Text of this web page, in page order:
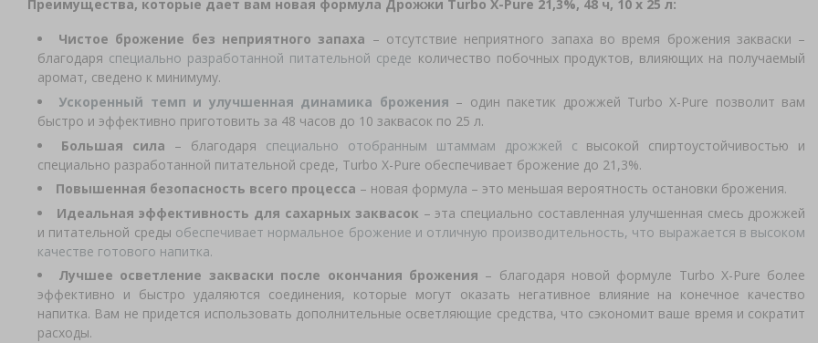
Преимущества, которые дает вам новая формула Дрожжи Turbo X-Pure 21,3%, 48 ч, 10 х 25 л:
Чистое брожение без неприятного запаха – отсутствие неприятного запаха во время брожения закваски –
благодаря специально разработанной питательной среде количество побочных продуктов, влияющих на получаемый
аромат, сведено к минимуму.
Ускоренный темп и улучшенная динамика брожения – один пакетик дрожжей Turbo X-Pure позволит вам
быстро и эффективно приготовить за 48 часов до 10 заквасок по 25 л.
Большая сила – благодаря специально отобранным штаммам дрожжей с высокой спиртоустойчивостью и
специально разработанной питательной среде, Turbo X-Pure обеспечивает брожение до 21,3%.
Повышенная безопасность всего процесса – новая формула – это меньшая вероятность остановки брожения.
Идеальная эффективность для сахарных заквасок – эта специально составленная улучшенная смесь дрожжей
и питательной среды обеспечивает нормальное брожение и отличную производительность, что выражается в высоком
качестве готового напитка.
Лучшее осветление закваски после окончания брожения – благодаря новой формуле Turbo X-Pure более
эффективно и быстро удаляются соединения, которые могут оказать негативное влияние на конечное качество
напитка. Вам не придется использовать дополнительные осветляющие средства, что сэкономит ваше время и сократит
расходы.